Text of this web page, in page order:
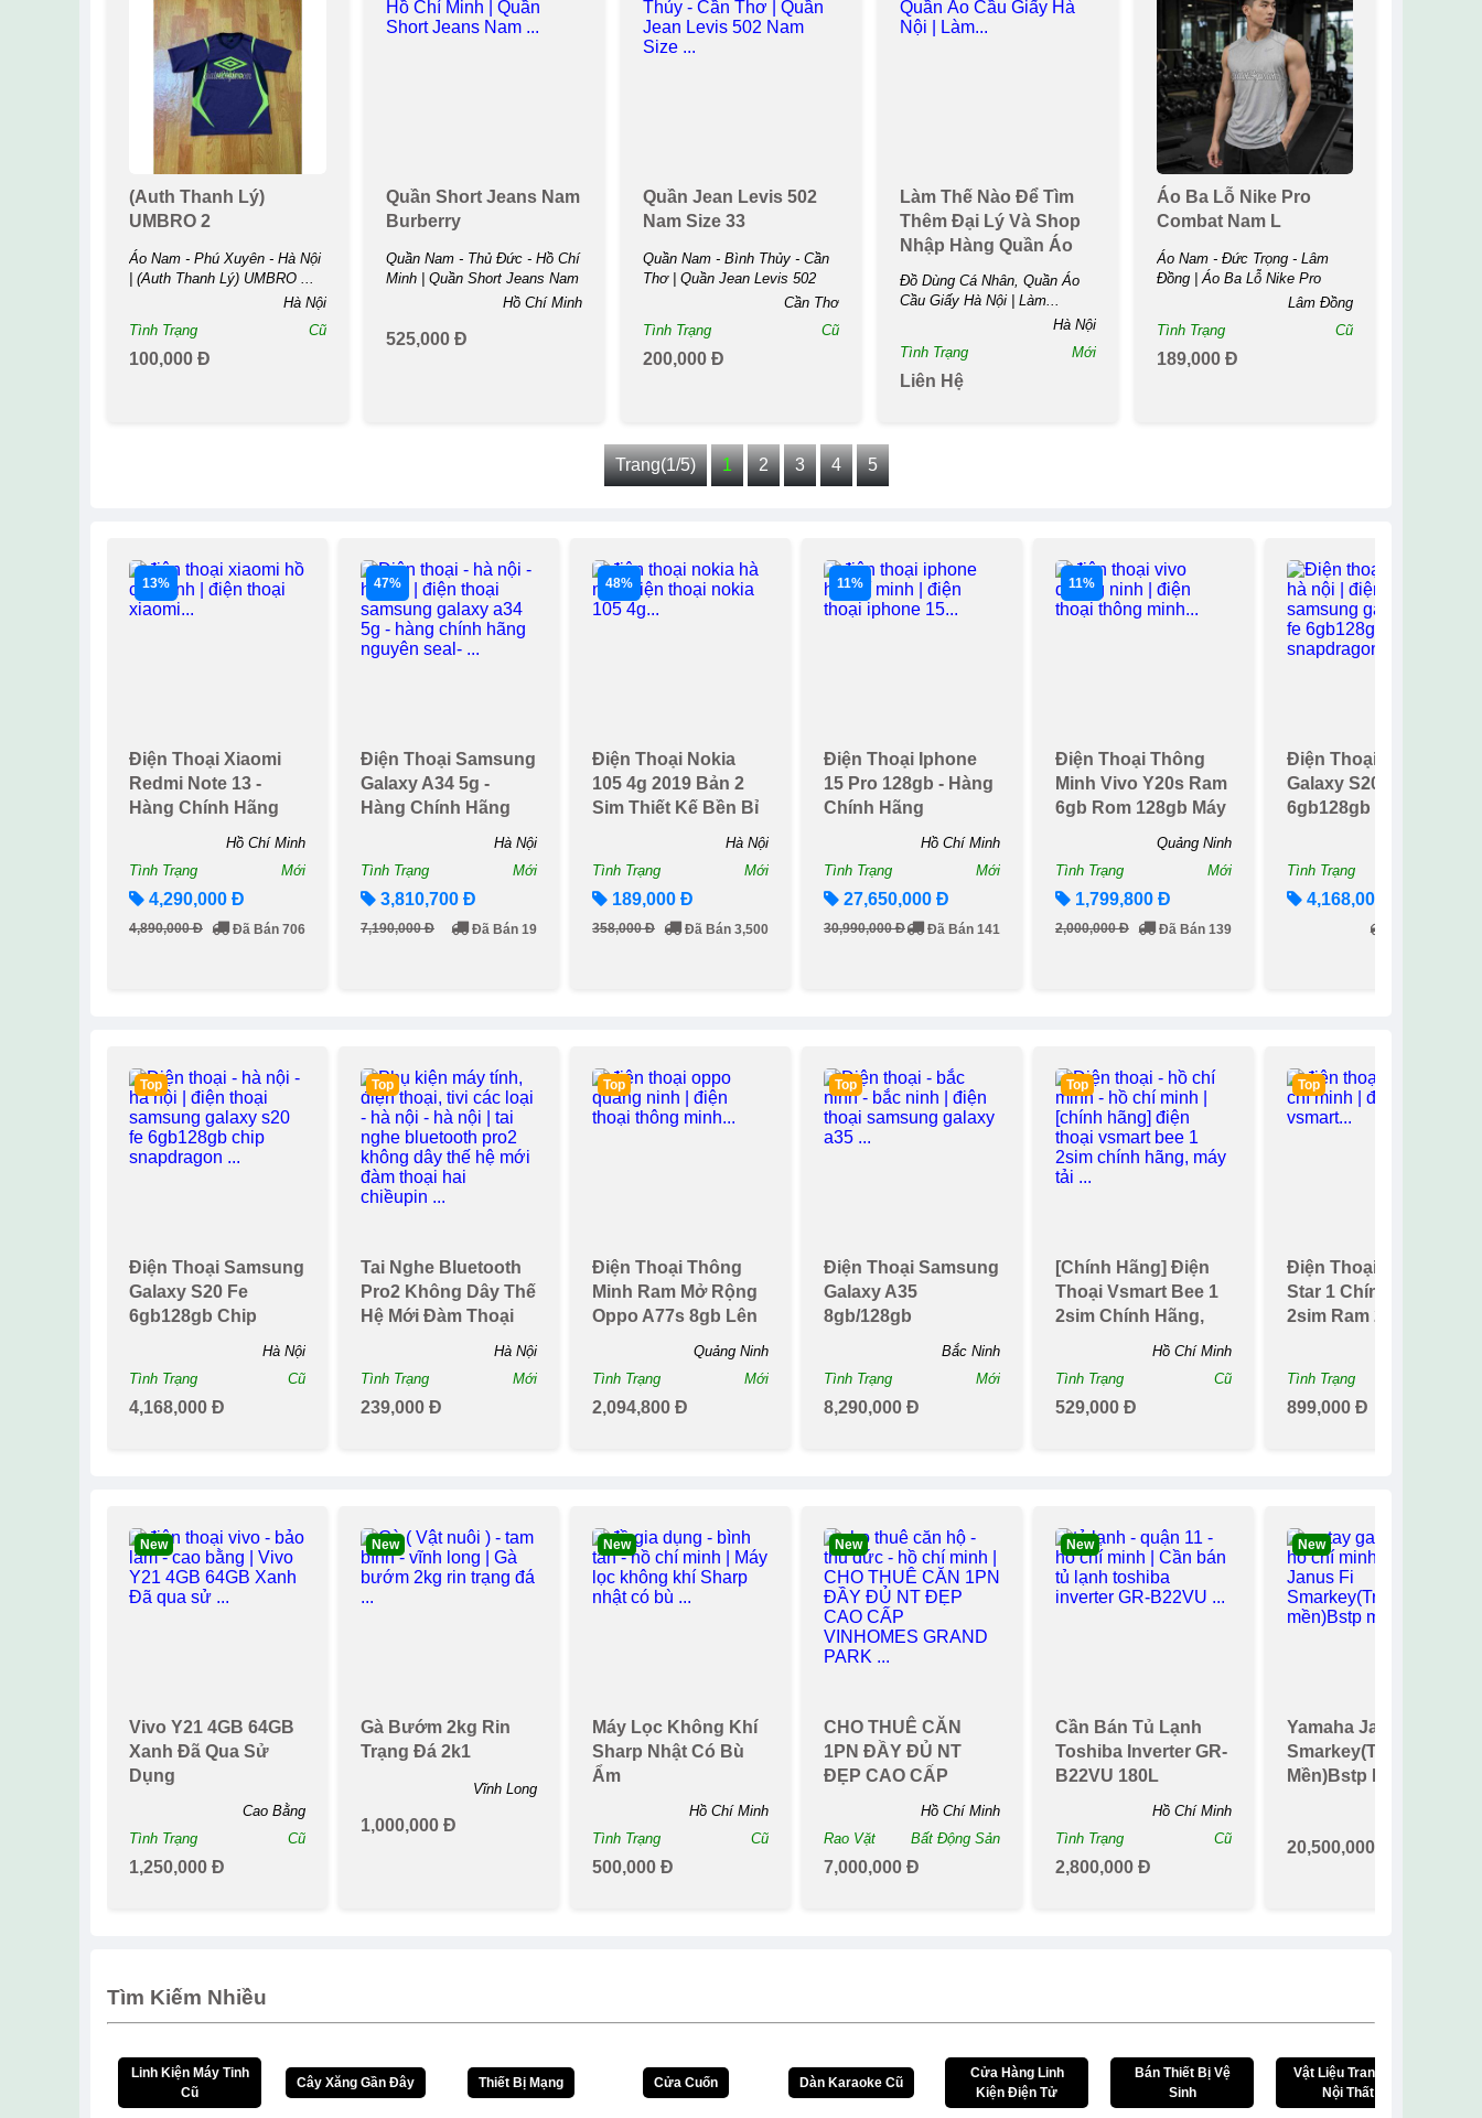
(auth Thanh Lý)
UMBRO 2
Áo Nam - Phú Xuyên - Hà Nội
| (auth Thanh Lý) UMBRO ...
Hà Nội
Tình Trạng
Cũ
100,000 Đ
Quần Short Jeans Nam
Burberry
Quần Nam - Thủ Đức - Hồ Chí
Minh | Quần Short Jeans Nam
Hồ Chí Minh
525,000 Đ
Quần Jean Levis 502
Nam Size 33
Quần Nam - Bình Thủy - Cần
Thơ | Quần Jean Levis 502
Cần Thơ
Tình Trạng
Cũ
200,000 Đ
Làm Thế Nào Để Tìm
Thêm Đại Lý Và Shop
Nhập Hàng Quần Áo
Đồ Dùng Cá Nhân, Quần Áo
Cầu Giấy Hà Nội | Làm...
Hà Nội
Tình Trạng
Mới
Liên Hệ
Áo Ba Lỗ Nike Pro
Combat Nam L
Áo Nam - Đức Trọng - Lâm
Đồng | Áo Ba Lỗ Nike Pro
Lâm Đồng
Tình Trạng
Cũ
189,000 Đ
Trang(1/5) 1 2 3 4 5
Điện Thoại Xiaomi
Redmi Note 13 -
4,290,000 Đ
4,890,000 Đ Đã Bán 706
Điện Thoại Samsung
Galaxy A34 5g -
Hàng Chính Hãng
Nguyên Seal- Lỗ
3,810,700 Đ
7,190,000 Đ Đã Bán 19
Điện Thoại Nokia
189,000 Đ
358,000 Đ Đã Bán 3,500
Điện Thoại Iphone
15 Pro 128gb - Hàng
27,650,000 Đ
30,990,000 Đ
Điện Thoại Thông
Minh Vivo Y20s Ram
6gb Rom 128gb Máy
1,799,800 Đ
2,000,000 Đ Đã Bán 139
Điện Thoại Samsung
4,168,000 Đ
Hà Nội
Tình Trạng
4,168,000 Đ
Hà Nội
Tình Trạng
Quảng Ninh
Tình Trạng
2,094,800 Đ
Điện Thoại Samsung
Galaxy A35
Bắc Ninh
Tình Trạng
8,290,000 Đ
Hồ Chí Minh
Tình Trạng
Cũ
529,000 Đ
Si...
Tình Trạng
899,000 Đ
Vivo Y21 4GB 64GB
Gà Bướm 2kg Rin
Máy Lọc Không Khí
CHO THUÊ CĂN
Cần Bán Tủ Lạnh
Yamaha Janus Fi